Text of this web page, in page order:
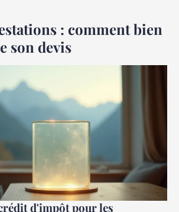
: comment bien
son devis
d'impôt pour les